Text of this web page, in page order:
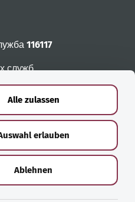
Alle zulassen
erlauben
Ablehnen
116117
служб